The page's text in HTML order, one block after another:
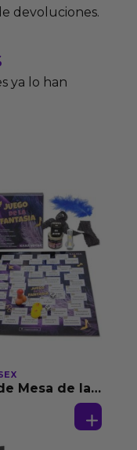
devoluciones.
ya lo han
Mesa de las